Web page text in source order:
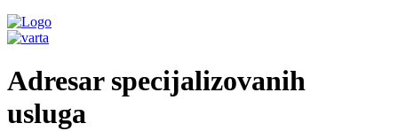
Adresar specijalizovanih
usluga